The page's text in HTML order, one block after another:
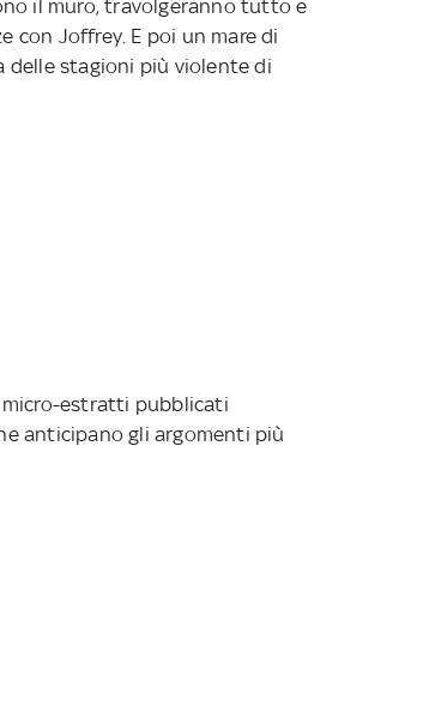
il muro, travolgeranno tutto e
con Joffrey. E poi un mare di
delle stagioni più violente di
estratti pubblicati
anticipano gli argomenti più